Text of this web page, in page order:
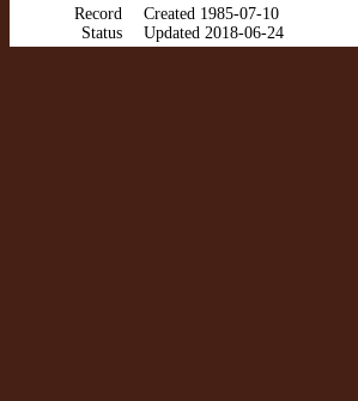
Record
Status
Created 1985-07-10
Updated 2018-06-24